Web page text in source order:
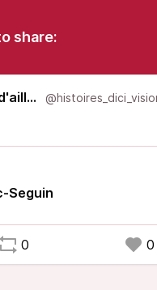
share:
Histoires d'ici visions d'ailleurs
Seguin
0 0